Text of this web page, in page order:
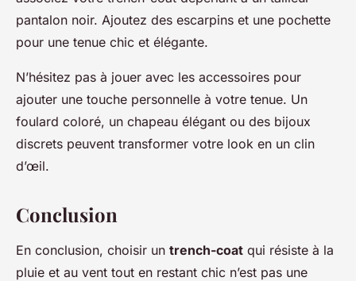
pantalon noir. Ajoutez des escarpins et une pochette
pour une tenue chic et élégante.
N’hésitez pas à jouer avec les accessoires pour
ajouter une touche personnelle à votre tenue. Un
foulard coloré, un chapeau élégant ou des bijoux
discrets peuvent transformer votre look en un clin
d’œil.
Conclusion
En conclusion, choisir un trench-coat qui résiste à la
pluie et au vent tout en restant chic n’est pas une